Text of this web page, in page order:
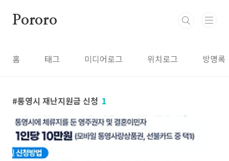
Pororo
홈 태그 미디어로그 위치로그 방명록
통영시 재난지원금 신청 1